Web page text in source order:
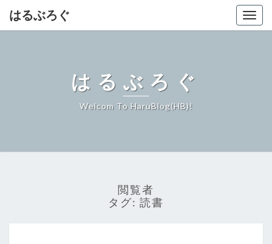
はるぶろぐ
はるぶろぐ
Welcom To HaruBlog(HB)!
閲覧者
タグ: 読書